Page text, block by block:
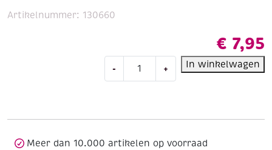
€ 7,95
-
cm,
+ In winkelwagen
Artikelnummer: 130660
Meer dan 10.000 artikelen op voorraad